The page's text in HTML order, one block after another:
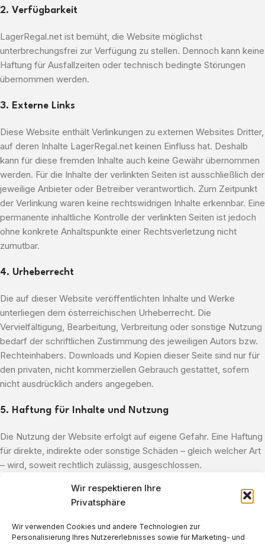
Wir respektieren Ihre
Privatsphäre
Wir verwenden Cookies und andere Technologien zur
Personalisierung Ihres Nutzererlebnisses sowie für Marketing- und
2. Verfügbarkeit
LagerRegal.net ist bemüht, die Website möglichst
unterbrechungsfrei zur Verfügung zu stellen. Dennoch kann keine
Haftung für Ausfallzeiten oder technisch bedingte Störungen
übernommen werden.
3. Externe Links
Diese Website enthält Verlinkungen zu externen Websites Dritter,
auf deren Inhalte LagerRegal.net keinen Einfluss hat. Deshalb
kann für diese fremden Inhalte auch keine Gewähr übernommen
werden. Für die Inhalte der verlinkten Seiten ist ausschließlich der
jeweilige Anbieter oder Betreiber verantwortlich. Zum Zeitpunkt
der Verlinkung waren keine rechtswidrigen Inhalte erkennbar. Eine
permanente inhaltliche Kontrolle der verlinkten Seiten ist jedoch
ohne konkrete Anhaltspunkte einer Rechtsverletzung nicht
zumutbar.
4. Urheberrecht
Die auf dieser Website veröffentlichten Inhalte und Werke
unterliegen dem österreichischen Urheberrecht. Die
Vervielfältigung, Bearbeitung, Verbreitung oder sonstige Nutzung
bedarf der schriftlichen Zustimmung des jeweiligen Autors bzw.
Rechteinhabers. Downloads und Kopien dieser Seite sind nur für
den privaten, nicht kommerziellen Gebrauch gestattet, sofern
nicht ausdrücklich anders angegeben.
5. Haftung für Inhalte und Nutzung
Die Nutzung der Website erfolgt auf eigene Gefahr. Eine Haftung
für direkte, indirekte oder sonstige Schäden – gleich welcher Art
– wird, soweit rechtlich zulässig, ausgeschlossen.